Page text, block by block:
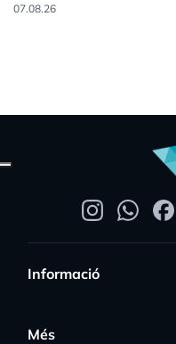
07.08.26
Informació
Més